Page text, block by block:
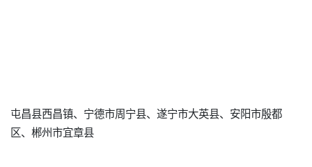
屯昌县西昌镇、宁德市周宁县、遂宁市大英县、安阳市殷都
区、郴州市宜章县